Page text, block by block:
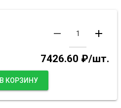
remove add
7426.60 ₽/шт.
В КОРЗИНУ